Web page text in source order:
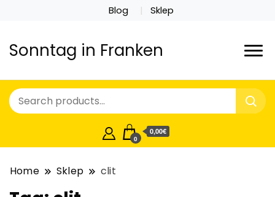
Blog Sklep
Sonntag in Franken
0
0,00€
Home Sklep clit